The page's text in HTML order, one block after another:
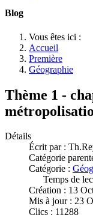
Blog
Vous êtes ici :
Accueil
Première
Géographie
Thème 1 -
Détails
Écrit par :
Catégorie
Catégorie :
Temps de
Création : 13
Mis à jour : 23
Clics : 11288